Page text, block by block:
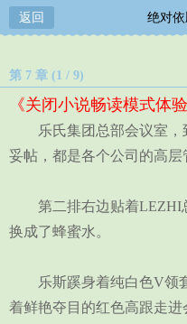
返回 绝对
第 7 章 (1 / 9)
《关闭小说畅读模式体验
乐氏集团总部会议室，
妥帖，都是各个公司的高层
第二排右边贴着LEZHI
换成了蜂蜜水。
乐斯蹊身着纯白色V领套
着鲜艳夺目的红色高跟走